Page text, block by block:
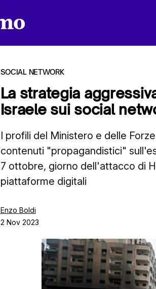
SOCIAL NETWORK
La strategia
Israele sui social
I profili del Ministero e delle
contenuti "propagandistici"
7 ottobre, giorno dell'attacco di
piattaforme digitali
Enzo Boldi
2 Nov 2023